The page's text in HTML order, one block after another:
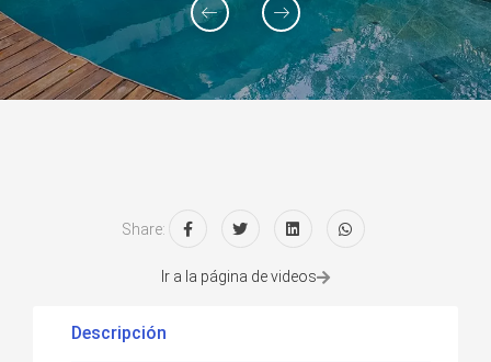
Share:
Ir a la página de videos
Descripción